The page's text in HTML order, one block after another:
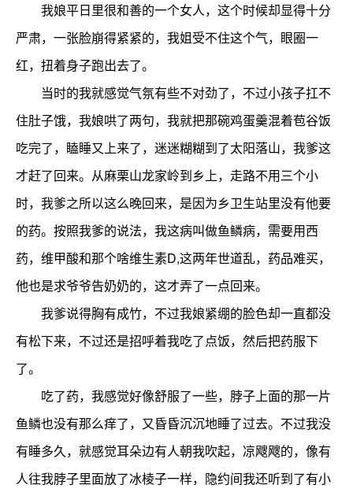
我娘平日里很和善的一个女人，这个时候却显得十分
严肃，一张脸崩得紧紧的，我姐受不住这个气，眼圈一
红，扭着身子跑出去了。
当时的我就感觉气氛有些不对劲了，不过小孩子扛不
住肚子饿，我娘哄了两句，我就把那碗鸡蛋羹混着苞谷饭
吃完了，瞌睡又上来了，迷迷糊糊到了太阳落山，我爹这
才赶了回来。从麻栗山龙家岭到乡上，走路不用三个小
时，我爹之所以这么晚回来，是因为乡卫生站里没有他要
的药。按照我爹的说法，我这病叫做鱼鳞病，需要用西
药，维甲酸和那个啥维生素D,这两年世道乱，药品难买，
他也是求爷爷告奶奶的，这才弄了一点回来。
我爹说得胸有成竹，不过我娘紧绷的脸色却一直都没
有松下来，不过还是招呼着我吃了点饭，然后把药服下
了。
吃了药，我感觉好像舒服了一些，脖子上面的那一片
鱼鳞也没有那么痒了，又昏昏沉沉地睡了过去。不过我没
有睡多久，就感觉耳朵边有人朝我吹起，凉飕飕的，像有
人往我脖子里面放了冰棱子一样，隐约间我还听到了有小